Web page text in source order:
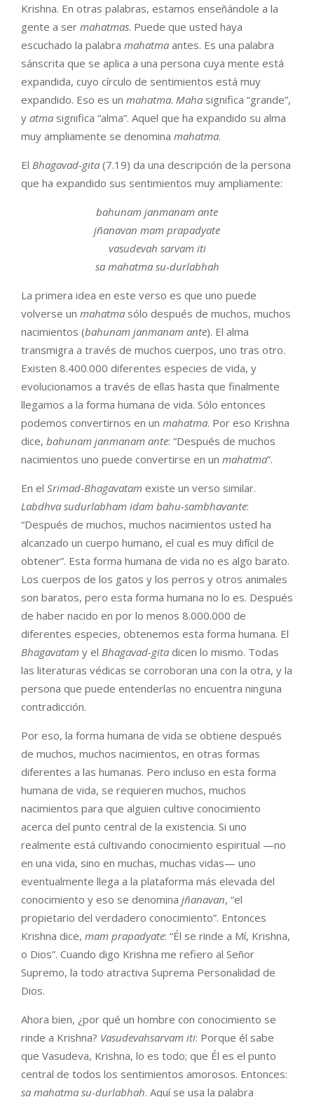
Krishna. En otras palabras, estamos enseñándole a la
gente a ser mahatmas. Puede que usted haya
escuchado la palabra mahatma antes. Es una palabra
sánscrita que se aplica a una persona cuya mente está
expandida, cuyo círculo de sentimientos está muy
expandido. Eso es un mahatma. Maha significa “grande”,
y atma significa “alma”. Aquel que ha expandido su alma
muy ampliamente se denomina mahatma.
El Bhagavad-gita (7.19) da una descripción de la persona
que ha expandido sus sentimientos muy ampliamente:
bahunam janmanam ante
jñanavan mam prapadyate
vasudevah sarvam iti
sa mahatma su-durlabhah
La primera idea en este verso es que uno puede
volverse un mahatma sólo después de muchos, muchos
nacimientos (bahunam janmanam ante). El alma
transmigra a través de muchos cuerpos, uno tras otro.
Existen 8.400.000 diferentes especies de vida, y
evolucionamos a través de ellas hasta que finalmente
llegamos a la forma humana de vida. Sólo entonces
podemos convertirnos en un mahatma. Por eso Krishna
dice, bahunam janmanam ante: “Después de muchos
nacimientos uno puede convertirse en un mahatma”.
En el Srimad-Bhagavatam existe un verso similar.
Labdhva sudurlabham idam bahu-sambhavante:
“Después de muchos, muchos nacimientos usted ha
alcanzado un cuerpo humano, el cual es muy difícil de
obtener”. Esta forma humana de vida no es algo barato.
Los cuerpos de los gatos y los perros y otros animales
son baratos, pero esta forma humana no lo es. Después
de haber nacido en por lo menos 8.000.000 de
diferentes especies, obtenemos esta forma humana. El
Bhagavatam y el Bhagavad-gita dicen lo mismo. Todas
las literaturas védicas se corroboran una con la otra, y la
persona que puede entenderlas no encuentra ninguna
contradicción.
Por eso, la forma humana de vida se obtiene después
de muchos, muchos nacimientos, en otras formas
diferentes a las humanas. Pero incluso en esta forma
humana de vida, se requieren muchos, muchos
nacimientos para que alguien cultive conocimiento
acerca del punto central de la existencia. Si uno
realmente está cultivando conocimiento espiritual —no
en una vida, sino en muchas, muchas vidas— uno
eventualmente llega a la plataforma más elevada del
conocimiento y eso se denomina jñanavan, “el
propietario del verdadero conocimiento”. Entonces
Krishna dice, mam prapadyate: “Él se rinde a Mí, Krishna,
o Dios”. Cuando digo Krishna me refiero al Señor
Supremo, la todo atractiva Suprema Personalidad de
Dios.
Ahora bien, ¿por qué un hombre con conocimiento se
rinde a Krishna? Vasudevahsarvam iti: Porque él sabe
que Vasudeva, Krishna, lo es todo; que Él es el punto
central de todos los sentimientos amorosos. Entonces:
sa mahatma su-durlabhah. Aquí se usa la palabra